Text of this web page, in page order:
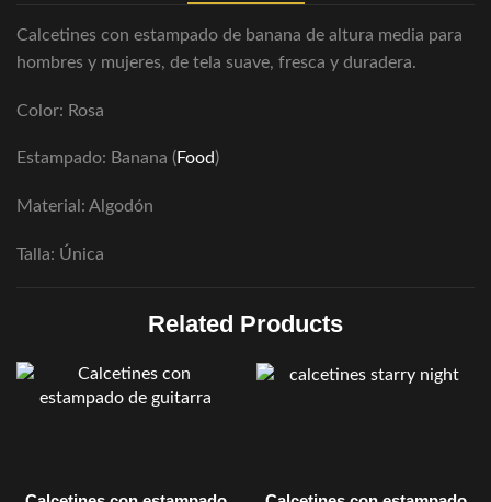
Calcetines con estampado de banana de altura media para
hombres y mujeres, de tela suave, fresca y duradera.
Color: Rosa
Estampado: Banana ( Food)
Material: Algodón
Talla: Única
Related Products